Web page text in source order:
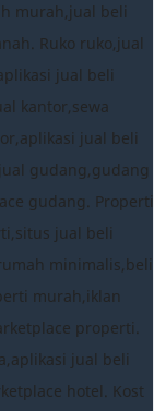
murah,jual beli
Ruko ruko,jual
jual beli
kantor,sewa
jual beli
gudang,gudang
gudang. Properti
jual beli
minimalis,beli
murah,iklan
properti.
jual beli
hotel. Kost